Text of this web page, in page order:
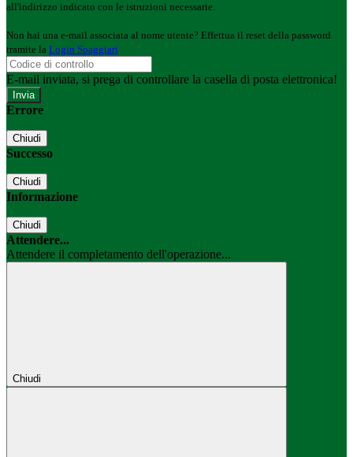
all'indirizzo indicato con le istruzioni necessarie.
Non hai una e-mail associata al nome utente? Effettua il reset della password
tramite la Login Spaggiari
E-mail inviata, si prega di controllare la casella di posta elettronica!
Errore
Chiudi
Successo
Chiudi
Informazione
Chiudi
Attendere...
Attendere il completamento dell'operazione...
Chiudi